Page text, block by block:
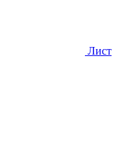
Лист